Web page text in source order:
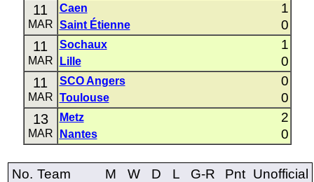
11
MAR
Caen 1
Saint Étienne 0
11
MAR
Sochaux 1
Lille 0
11
MAR
SCO Angers 0
Toulouse 0
13
MAR
Metz 2
Nantes 0
No. Team M W D L G-R Pnt Unofficial